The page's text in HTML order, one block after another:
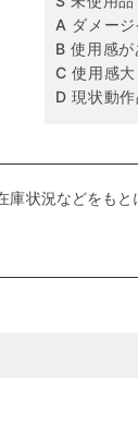
A ダメー
B 使用感
C 使用感
D 現状動
状況などをも